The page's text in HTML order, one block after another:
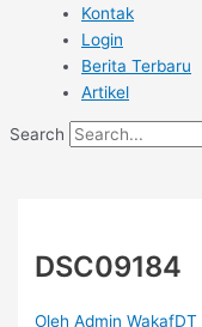
Kontak
Login
Berita Terbaru
Artikel
Search
DSC09184
OlehAdmin WakafDT